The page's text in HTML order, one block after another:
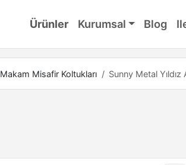
Ürünler Kurumsal Blog
Makam Misafir Koltukları Sunny Metal